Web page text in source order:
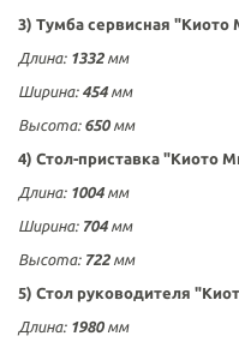
3) Тумба сервисная "Киото
Длина: 1332мм
Ширина: 454мм
Высота: 650 мм
4) Стол-приставка "Киото
Длина: 1004мм
Ширина: 704мм
Высота: 722 мм
5) Стол руководителя
Длина: 1980мм